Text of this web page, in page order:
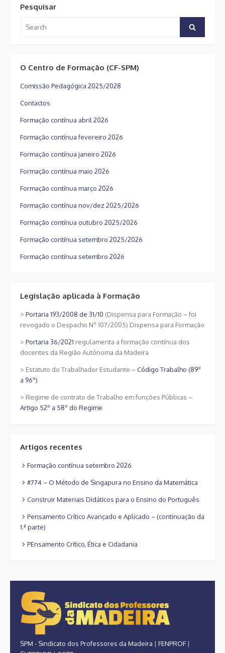
Pesquisar
for:
Search
O Centro de Formação (CF-SPM)
Comissão Pedagógica 2025/2028
Contactos
Formação contínua abril 2026
Formação contínua fevereiro 2026
Formação contínua janeiro 2026
Formação contínua maio 2026
Formação contínua março 2026
Formação contínua nov/dez 2025/2026
Formação contínua outubro 2025/2026
Formação contínua setembro 2025/2026
Formação contínua setembro 2026
Legislação aplicada à Formação
> Portaria 193/2008 de 31/10 (Dispensa para Formação – foi
revogado o Despacho Nº 107/2005) Dispensa para Formação
> Portaria 36/2021 regulamenta a formação contínua dos
docentes da Região Autónoma da Madeira
> Estatuto do Trabalhador Estudante –Código Trabalho (89º
a 96º)
> Regime de contrato de Trabalho em funções Públicas –
Artigo 52º a 58º do Regime
Artigos recentes
Formação contínua setembro 2026
#774 – O Método de Singapura no Ensino da Matemática
Construir Materiais Didáticos para o Ensino do Português
Pensamento Crítico Avançado e Aplicado – (continuação da
1.ª parte)
PEnsamento Crítico, Ética e Cidadania
SPM - Sindicato dos Professores da Madeira | FENPROF |